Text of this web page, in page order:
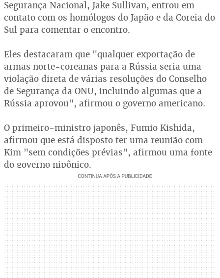
Segurança Nacional, Jake Sullivan, entrou em
contato com os homólogos do Japão e da Coreia do
Sul para comentar o encontro.
Eles destacaram que "qualquer exportação de
armas norte-coreanas para a Rússia seria uma
violação direta de várias resoluções do Conselho
de Segurança da ONU, incluindo algumas que a
Rússia aprovou", afirmou o governo americano.
O primeiro-ministro japonês, Fumio Kishida,
afirmou que está disposto ter uma reunião com
Kim "sem condições prévias", afirmou uma fonte
do governo nipônico.